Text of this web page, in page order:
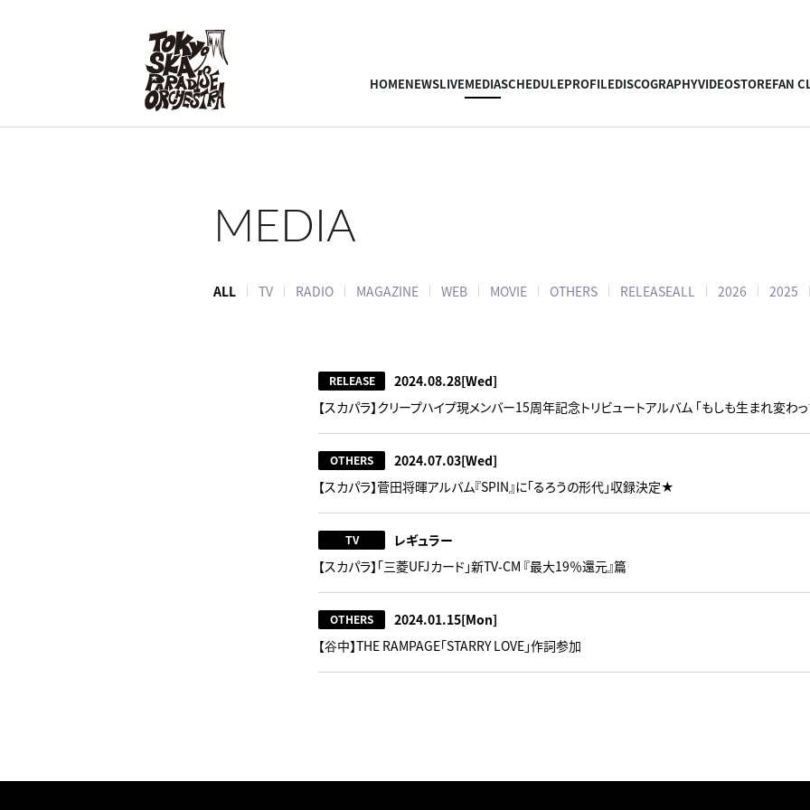
HOMENEWSLIVEMEDIASCHEDULEPROFILEDISCOGRAPHYVIDEOSTOREFAN
MEDIA
ALL TV RADIO MAGAZINE WEB MOVIE OTHERS RELEASEALL 2026 2025
RELEASE 2024.08.28[Wed]
【スカパラ】クリープハイプ現メンバー15周年記念トリビュートアルバム 「もしも生まれ変わ
OTHERS 2024.07.03[Wed]
【スカパラ】菅田将暉アルバム『SPIN』に「るろうの形代」収録決定★
TV
レギュラー
【スカパラ】「三菱UFJカード」新TV-CM 『最大19％還元』篇
OTHERS 2024.01.15[Mon]
【谷中】THE RAMPAGE「STARRY LOVE」作詞参加